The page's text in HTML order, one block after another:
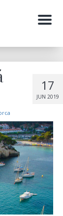
Menu
17
JUN 2019